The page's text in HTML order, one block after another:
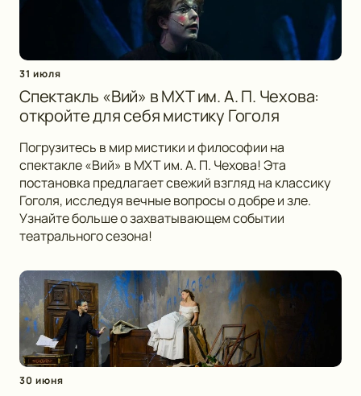
31 июля
Спектакль «Вий» в МХТ им. А. П. Чехова:
откройте для себя мистику Гоголя
Погрузитесь в мир мистики и философии на
спектакле «Вий» в МХТ им. А. П. Чехова! Эта
постановка предлагает свежий взгляд на классику
Гоголя, исследуя вечные вопросы о добре и зле.
Узнайте больше о захватывающем событии
театрального сезона!
30 июня